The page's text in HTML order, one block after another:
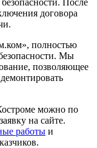
договора
полностью
Мы
позволяющее
можно по
на сайте.
работы и